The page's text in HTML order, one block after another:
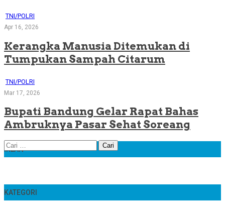
TNI/POLRI
Apr 16, 2026
Kerangka Manusia Ditemukan di
Tumpukan Sampah Citarum
TNI/POLRI
Mar 17, 2026
Bupati Bandung Gelar Rapat Bahas
Ambruknya Pasar Sehat Soreang
Cari
untuk:
IKLAN
KATEGORI